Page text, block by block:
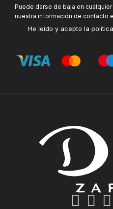
Puede darse de baja en
nuestra información de contacto
He leído y acepto la